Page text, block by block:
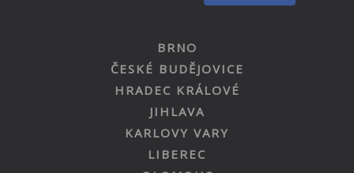
BRNO
ČESKÉ BUDĚJOVICE
HRADEC KRÁLOVÉ
JIHLAVA
KARLOVY VARY
LIBEREC